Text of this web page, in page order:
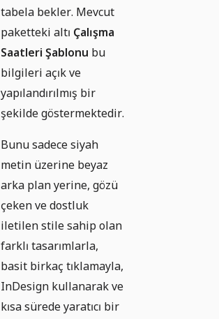
tabela bekler. Mevcut
paketteki altı Çalışma
Saatleri Şablonu bu
bilgileri açık ve
yapılandırılmış bir
şekilde göstermektedir.
Bunu sadece siyah
metin üzerine beyaz
arka plan yerine, gözü
çeken ve dostluk
iletilen stile sahip olan
farklı tasarımlarla,
basit birkaç tıklamayla,
InDesign kullanarak ve
kısa sürede yaratıcı bir